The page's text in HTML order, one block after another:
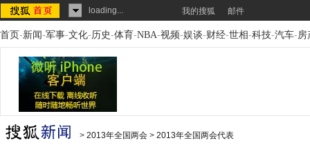
loading... 我的搜狐 邮件
首页-新闻-军事-文化-历史-体育-NBA-视频-娱谈-财经-世相-科技-汽车-房
> 2013年全国两会 > 2013年全国两会代表